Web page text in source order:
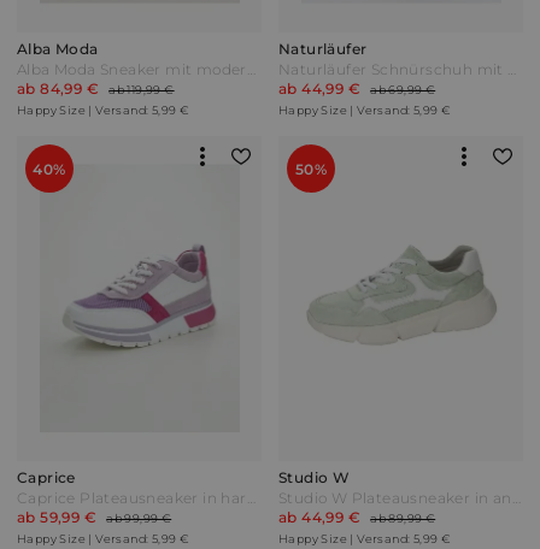
Alba Moda
Alba Moda Sneaker mit modernem Materialmix Multicolor Oliv
ab 84,99 €
ab 119,99 €
Happy Size | Versand: 5,99 €
Naturläufer
Naturläufer Schnürschuh mit seitlichem Reißverschluss Taupe Grau
ab 44,99 €
ab 69,99 €
Happy Size | Versand: 5,99 €
40%
Caprice
Caprice Plateausneaker in harmonischer Farbkombination Flieder/Pink/Weiß Lila
ab 59,99 €
ab 99,99 €
Happy Size | Versand: 5,99 €
50%
Studio W
Studio W Plateausneaker in angesagter Optik Mintgrün/Weiß
ab 44,99 €
ab 89,99 €
Happy Size | Versand: 5,99 €